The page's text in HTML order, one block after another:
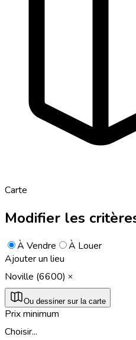
Carte
Modifier les
À Vendre
À Louer
Ajouter un lieu
Noville (6600)
Ou dessiner sur la carte
Prix minimum
Choisir...